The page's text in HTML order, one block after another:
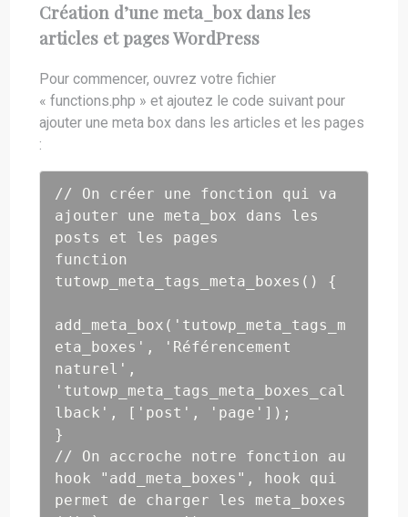
Création d’une meta_box dans les
articles et pages WordPress
Pour commencer, ouvrez votre fichier
« functions.php » et ajoutez le code suivant pour
ajouter une meta box dans les articles et les pages
:
// On créer une fonction qui va
ajouter une meta_box dans les
posts et les pages
function
tutowp_meta_tags_meta_boxes() {
add_meta_box('tutowp_meta_tags_m
eta_boxes', 'Référencement
naturel',
'tutowp_meta_tags_meta_boxes_cal
lback', ['post', 'page']);
}
// On accroche notre fonction au
hook "add_meta_boxes", hook qui
permet de charger les meta_boxes